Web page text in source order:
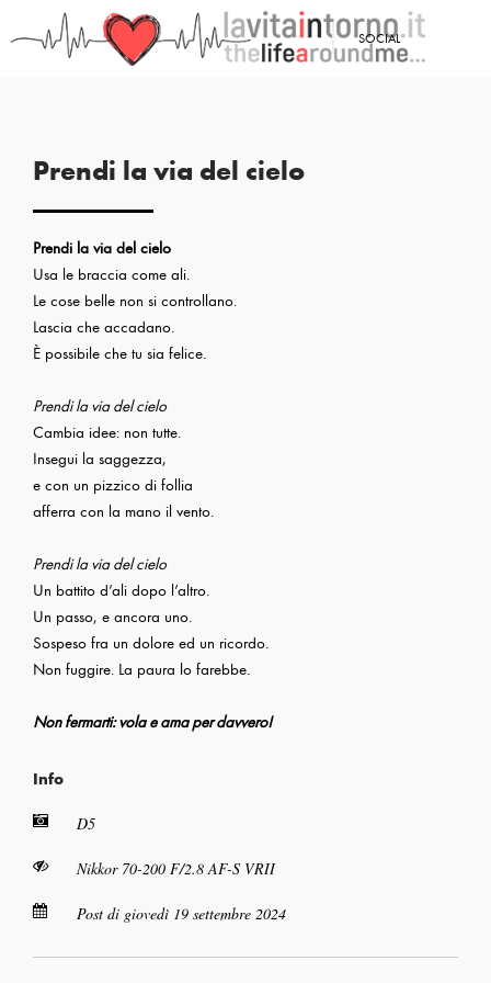
SOCIAL
Prendi la via del cielo
Prendi la via del cielo
Usa le braccia come ali.
Le cose belle non si controllano.
Lascia che accadano.
È possibile che tu sia felice.
Prendi la via del cielo
Cambia idee: non tutte.
Insegui la saggezza,
e con un pizzico di follia
afferra con la mano il vento.
Prendi la via del cielo
Un battito d’ali dopo l’altro.
Un passo, e ancora uno.
Sospeso fra un dolore ed un ricordo.
Non fuggire. La paura lo farebbe.
Non fermarti: vola e ama per davvero!
Info
D5
Nikkor 70-200 F/2.8 AF-S VRII
Post di giovedì 19 settembre 2024